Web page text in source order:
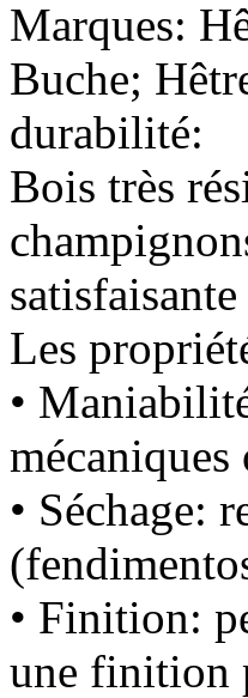
Marques:
Buche;
durabilité:
Bois très
Les
•
• Séchage:
• Finition:
une finition